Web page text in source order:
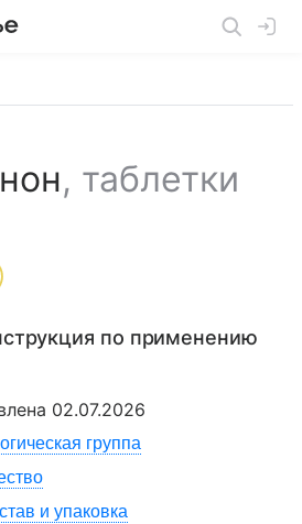
, таблетки
по применению
02.07.2026
группа
и упаковка